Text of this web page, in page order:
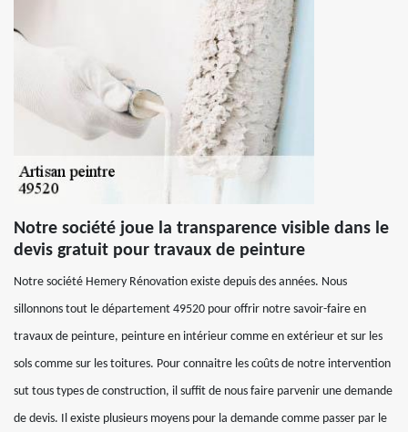
Notre société joue la transparence visible dans le
devis gratuit pour travaux de peinture
Notre société Hemery Rénovation existe depuis des années. Nous
sillonnons tout le département 49520 pour offrir notre savoir-faire en
travaux de peinture, peinture en intérieur comme en extérieur et sur les
sols comme sur les toitures. Pour connaitre les coûts de notre intervention
sut tous types de construction, il suffit de nous faire parvenir une demande
de devis. Il existe plusieurs moyens pour la demande comme passer par le